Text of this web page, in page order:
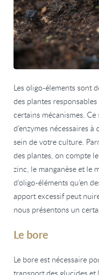
Les oligo-élements sont
des plantes
certains mécanismes.
d’enzymes nécessaires
sein de votre culture.
des plantes, on compte
zinc, le manganèse et le
d’oligo-éléments qu’en
apport excessif peut
nous présentons un
Le bore
Le bore est nécessaire